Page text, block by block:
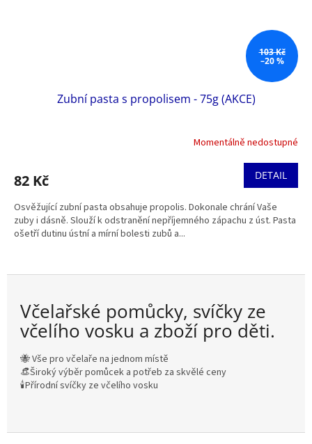
103 Kč
–20 %
Zubní pasta s propolisem - 75g (AKCE)
Momentálně nedostupné
82 Kč DETAIL
Osvěžující zubní pasta obsahuje propolis. Dokonale chrání Vaše
zuby i dásně. Slouží k odstranění nepříjemného zápachu z úst. Pasta
ošetří dutinu ústní a mírní bolesti zubů a...
Včelařské pomůcky, svíčky ze
včelího vosku a zboží pro děti.
🐝 Vše pro včelaře na jednom místě
👒Široký výběr pomůcek a potřeb za skvělé ceny
🕯️Přírodní svíčky ze včelího vosku